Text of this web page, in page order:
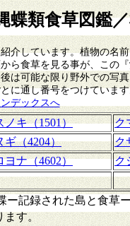
蝶類食草図鑑
しています。植物の名
ら食草を見る事が、この
は可能な限り野外での写
に通し番号をつけていま
デックスへ
ノキ（1501） ク
ギ（4204） ク
ヨナ（4602） ク
記録された島と食草
ます。